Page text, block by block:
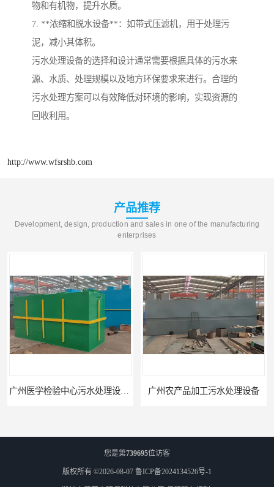
物和有机物，提升水质。
7. **浓缩和脱水设备**：如带式压滤机，用于处理污
泥，减小其体积。
污水处理设备的选择和设计通常需要根据具体的污水来
源、水质、处理规模以及地方环保要求来进行。合理的
污水处理方案可以有效降低对环境的影响，实现资源的
回收利用。
http://www.wfsrshb.com
产品推荐
Development, design, production and sales in one of the manufacturing
enterprises
广州医学检验中心污水处理设备生产厂家 广州农产品加工污水处理设备
您是第739695位访客
版权所有 ©2026-08-07 鲁ICP备2024134526号-1